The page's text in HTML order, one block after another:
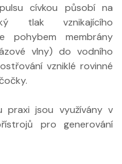
cívkou působí na
tlak vznikajícího
pohybem membrány
vlny) do vodního
vzniklé rovinné
praxi jsou využívány v
pro generování